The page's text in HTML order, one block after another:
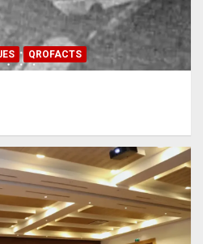
QROFACTS